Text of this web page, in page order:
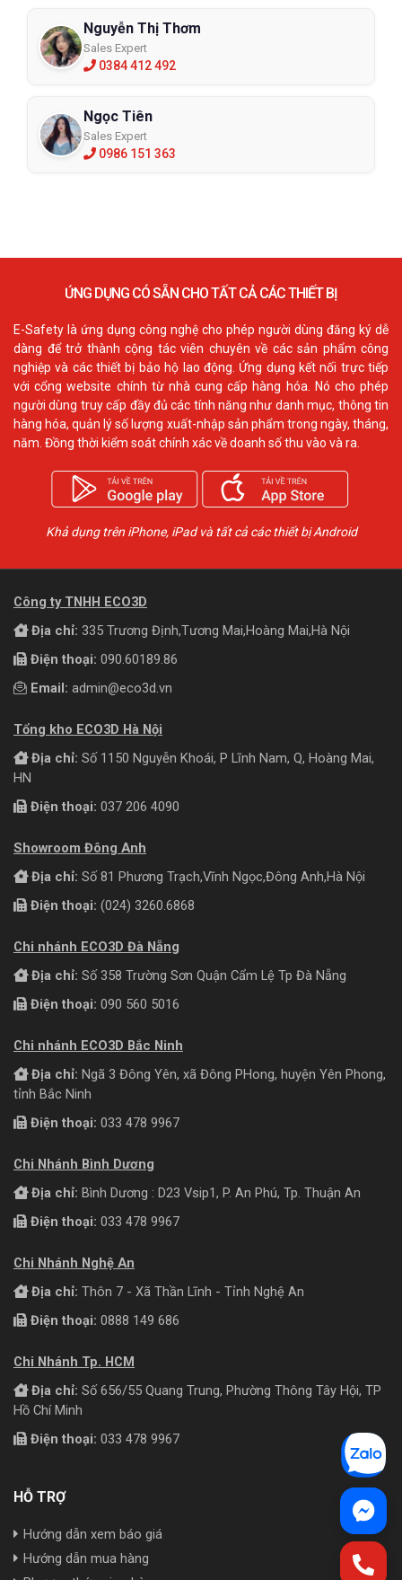
Nguyễn Thị Thơm
Sales Expert
0384 412 492
Ngọc Tiên
Sales Expert
0986 151 363
ỨNG DỤNG CÓ SẴN CHO TẤT CẢ CÁC THIẾT BỊ
E-Safety là ứng dụng công nghệ cho phép người dùng đăng ký dễ
dàng để trở thành cộng tác viên chuyên về các sản phẩm công
nghiệp và các thiết bị bảo hộ lao động. Ứng dụng kết nối trực tiếp
với cổng website chính từ nhà cung cấp hàng hóa. Nó cho phép
người dùng truy cấp đầy đủ các tính năng như danh mục, thông tin
hàng hóa, quản lý số lượng xuất-nhập sản phẩm trong ngày, tháng,
năm. Đồng thời kiểm soát chính xác về doanh số thu vào và ra.
Khả dụng trên iPhone, iPad và tất cả các thiết bị Android
Công ty TNHH ECO3D
Địa chỉ: 335 Trương Định,Tương Mai,Hoàng Mai,Hà Nội
Điện thoại: 090.60189.86
Email: admin@eco3d.vn
Tổng kho ECO3D Hà Nội
Địa chỉ: Số 1150 Nguyễn Khoái, P Lĩnh Nam, Q, Hoàng Mai,
HN
Điện thoại: 037 206 4090
Showroom Đông Anh
Địa chỉ: Số 81 Phương Trạch,Vĩnh Ngọc,Đông Anh,Hà Nội
Điện thoại: (024) 3260.6868
Chi nhánh ECO3D Đà Nẵng
Địa chỉ: Số 358 Trường Sơn Quận Cẩm Lệ Tp Đà Nẵng
Điện thoại: 090 560 5016
Chi nhánh ECO3D Bắc Ninh
Địa chỉ: Ngã 3 Đông Yên, xã Đông PHong, huyện Yên Phong,
tỉnh Bắc Ninh
Điện thoại: 033 478 9967
Chi Nhánh Bình Dương
Địa chỉ: Bình Dương : D23 Vsip1, P. An Phú, Tp. Thuận An
Điện thoại: 033 478 9967
Chi Nhánh Nghệ An
Địa chỉ: Thôn 7 - Xã Thần Lĩnh - Tỉnh Nghệ An
Điện thoại: 0888 149 686
Chi Nhánh Tp. HCM
Địa chỉ: Số 656/55 Quang Trung, Phường Thông Tây Hội, TP
Hồ Chí Minh
Điện thoại: 033 478 9967
HỖ TRỢ
Hướng dẫn xem báo giá
Hướng dẫn mua hàng